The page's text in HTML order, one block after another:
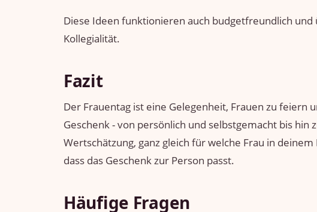
Diese Ideen funktionieren auch budgetfreundlich
Kollegialität.
Fazit
Der Frauentag ist eine Gelegenheit, Frauen zu feiern
Geschenk - von persönlich und selbstgemacht bis hin
Wertschätzung, ganz gleich für welche Frau in
dass das Geschenk zur Person passt.
Häufige Fragen